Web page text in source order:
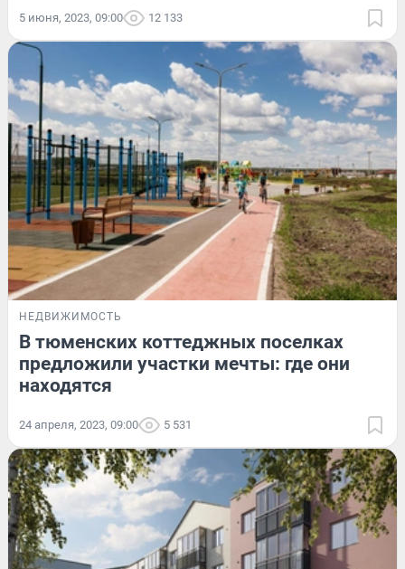
5 июня, 2023, 09:00 12 133
НЕДВИЖИМОСТЬ
В тюменских коттеджных поселках
предложили участки мечты: где они
находятся
24 апреля, 2023, 09:00 5 531